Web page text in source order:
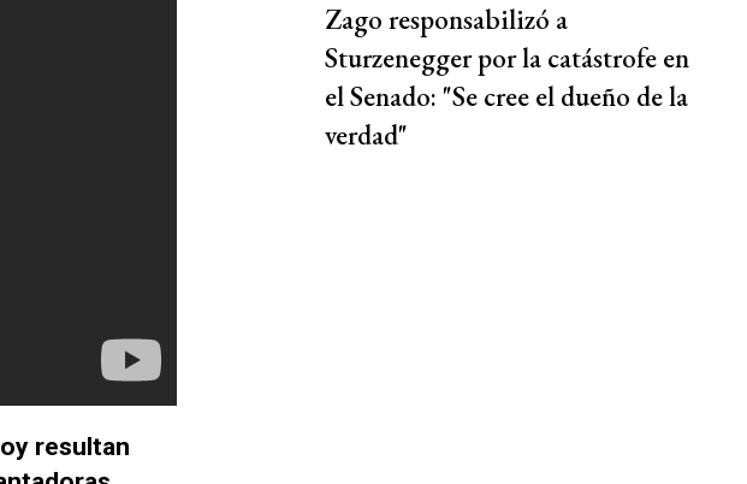
resultan
Zago responsabilizó a
Sturzenegger por la catástrofe en
el Senado: "Se cree el dueño de la
verdad"